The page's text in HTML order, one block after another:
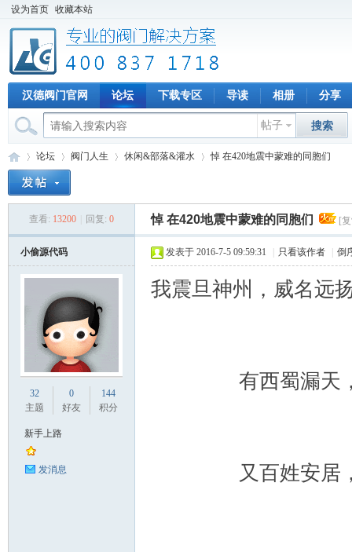
设为首页 收藏本站
汉德阀门官网 论坛 下载专区 导读 相册 分享
帖子 搜索
论坛
›
阀门人生
›
休闲&部落&灌水
›
悼 在420地震中蒙难的同胞们
查看: 13200 回复: 0 悼 在420地震中蒙难的同胞们 [
小偷源代码
32
主题
0
好友
144
积分
新手上路
发消息
发表于 2016-7-5 09:59:31 只看该作者 倒
我震旦神州，威名远
有西蜀漏天，百
又百姓安居，民